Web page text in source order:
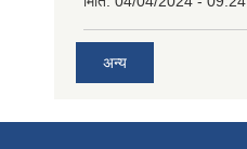
अन्य